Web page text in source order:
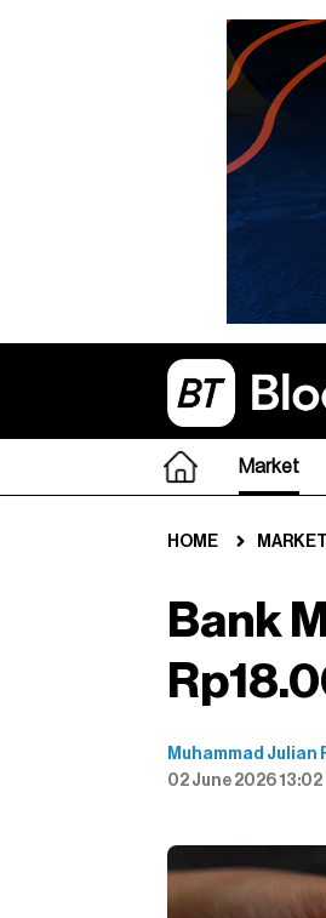
Market
HOME MARKET
Bank
Muhammad Julian
02 June 2026 13:02